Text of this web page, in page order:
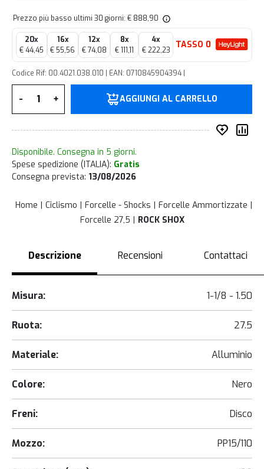
Prezzo più basso ultimi 30 giorni: € 888,90
20x
€ 44,45
16x
€ 55,56
12x
€ 74,08
8x
€ 111,11
4x
€ 222,23
TASSO 0
Codice Rif: 00.4021.038.010 | EAN: 0710845904394 |
- + AGGIUNGI AL CARRELLO
Disponibile. Consegna in 5 giorni.
Spese spedizione (ITALIA): Gratis
Consegna prevista: 13/08/2026
Home Ciclismo Forcelle - Shocks
Forcelle Ammortizzate
Forcelle 27,5
ROCK SHOX
Descrizione Recensioni Contattaci
Misura: 1-1/8 - 1.50
Ruota: 27.5
Materiale: Alluminio
Colore: Nero
Freni: Disco
Mozzo: PP15/110